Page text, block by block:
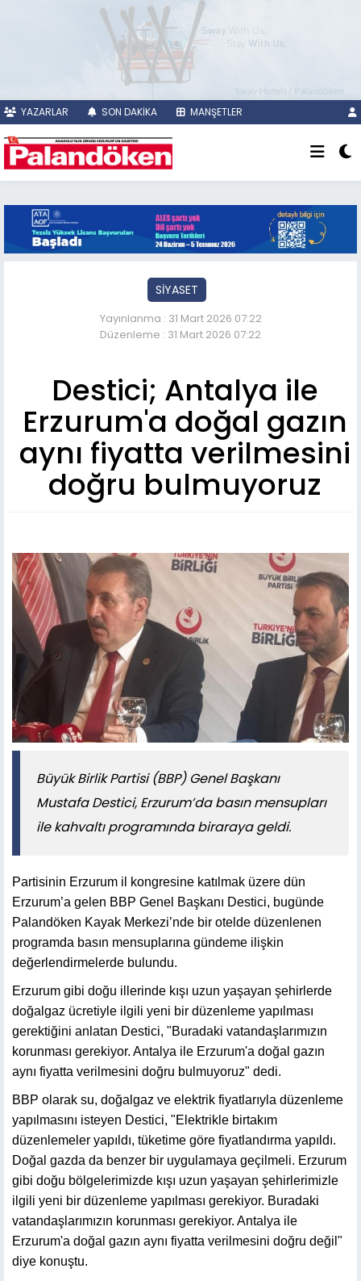
YAZARLAR SON DAKİKA MANŞETLER
SİYASET
Yayınlanma : 31 Mart 2026 07:22
Düzenleme : 31 Mart 2026 07:22
Destici; Antalya ile
Erzurum'a doğal gazın
aynı fiyatta verilmesini
doğru bulmuyoruz
Büyük Birlik Partisi (BBP) Genel Başkanı
Mustafa Destici, Erzurum’da basın mensupları
ile kahvaltı programında biraraya geldi.
Partisinin Erzurum il kongresine katılmak üzere dün
Erzurum’a gelen BBP Genel Başkanı Destici, bugünde
Palandöken Kayak Merkezi’nde bir otelde düzenlenen
programda basın mensuplarına gündeme ilişkin
değerlendirmelerde bulundu.
Erzurum gibi doğu illerinde kışı uzun yaşayan şehirlerde
doğalgaz ücretiyle ilgili yeni bir düzenleme yapılması
gerektiğini anlatan Destici, "Buradaki vatandaşlarımızın
korunması gerekiyor. Antalya ile Erzurum'a doğal gazın
aynı fiyatta verilmesini doğru bulmuyoruz" dedi.
BBP olarak su, doğalgaz ve elektrik fiyatlarıyla düzenleme
yapılmasını isteyen Destici, "Elektrikle birtakım
düzenlemeler yapıldı, tüketime göre fiyatlandırma yapıldı.
Doğal gazda da benzer bir uygulamaya geçilmeli. Erzurum
gibi doğu bölgelerimizde kışı uzun yaşayan şehirlerimizle
ilgili yeni bir düzenleme yapılması gerekiyor. Buradaki
vatandaşlarımızın korunması gerekiyor. Antalya ile
Erzurum'a doğal gazın aynı fiyatta verilmesini doğru değil"
diye konuştu.